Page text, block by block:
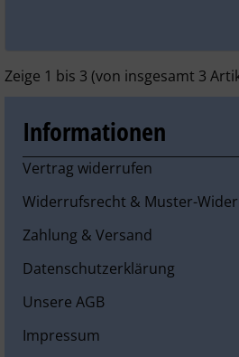
Zeige 1 bis 3 (von insgesamt 3
Informationen
Vertrag widerrufen
Widerrufsrecht & Muster-
Zahlung & Versand
Datenschutzerklärung
Unsere AGB
Impressum